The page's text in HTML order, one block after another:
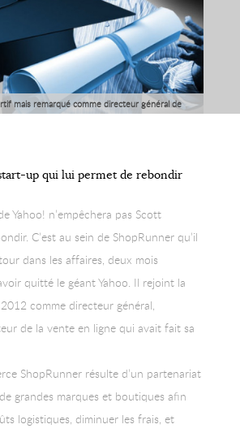
mais remarqué comme directeur général de
up qui lui permet de rebondir
Yahoo! n’empêchera pas Scott
C’est au sein de ShopRunner qu’il
dans les affaires, deux mois
quitté le géant Yahoo. Il rejoint la
comme directeur général,
de la vente en ligne qui avait fait sa
ShopRunner résulte d’un partenariat
grandes marques et boutiques afin
logistiques, diminuer les frais, et